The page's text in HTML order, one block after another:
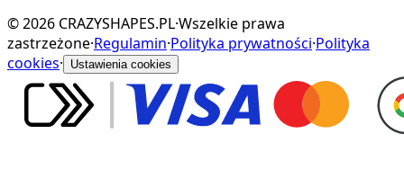
©2026 CRAZYSHAPES.PL·Wszelkie prawa
zastrzeżone·Regulamin·Polityka prywatności·Polityka
cookies· Ustawienia cookies